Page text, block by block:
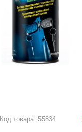
Код товара: 55834